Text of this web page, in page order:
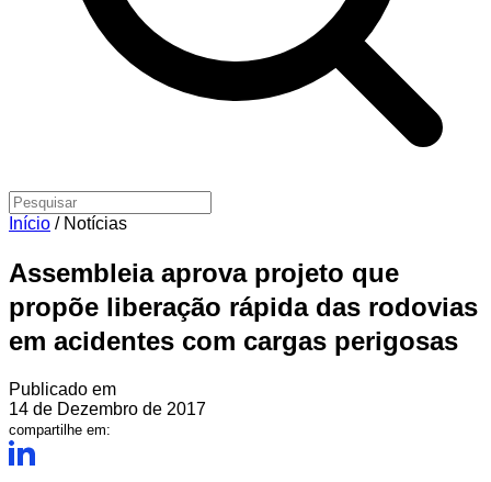
Início / Notícias
Assembleia aprova projeto que
propõe liberação rápida das rodovias
em acidentes com cargas perigosas
Publicado em
14 de Dezembro de 2017
compartilhe em: